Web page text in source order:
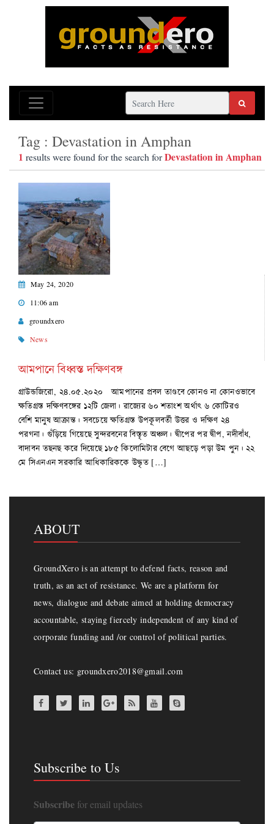
Tag : Devastation in Amphan
1 results were found for the search forDevastation in Amphan
May 24, 2020
11:06 am
groundxero
News
আমপানে বিধ্বস্ত দক্ষিণবঙ্গ
গ্রাউন্ডজিরো, ২৪.০৫.২০২০ আমপানের প্রবল তাণ্ডবে কোনও না কোনওভাবে
ক্ষতিগ্রস্ত দক্ষিণবঙ্গের ১২টি জেলা। রাজ্যের ৬০ শতাংশ অর্থাৎ ৬ কোটিরও
বেশি মানুষ আক্রান্ত। সবচেয়ে ক্ষতিগ্রস্ত উপকূলবর্তী উত্তর ও দক্ষিণ ২৪
পরগনা। গুঁড়িয়ে গিয়েছে সুন্দরবনের বিস্তৃত অঞ্চল। দ্বীপের পর দ্বীপ, নদীবাঁধ,
বাদাবন তছনছ করে দিয়েছে ১৮৫ কিলোমিটার বেগে আছড়ে পড়া উম পুন। ২২
মে সিএনএন সরকারি আধিকারিককে উদ্ধৃত […]
ABOUT
GroundXero is an attempt to defend facts, reason and
truth, as an act of resistance. We are a platform for
news, dialogue and debate aimed at holding democracy
accountable, staying fiercely independent of any kind of
corporate funding and /or control of political parties.
Contact us: groundxero2018@gmail.com
Subscribe to Us
Subscribe for email updates